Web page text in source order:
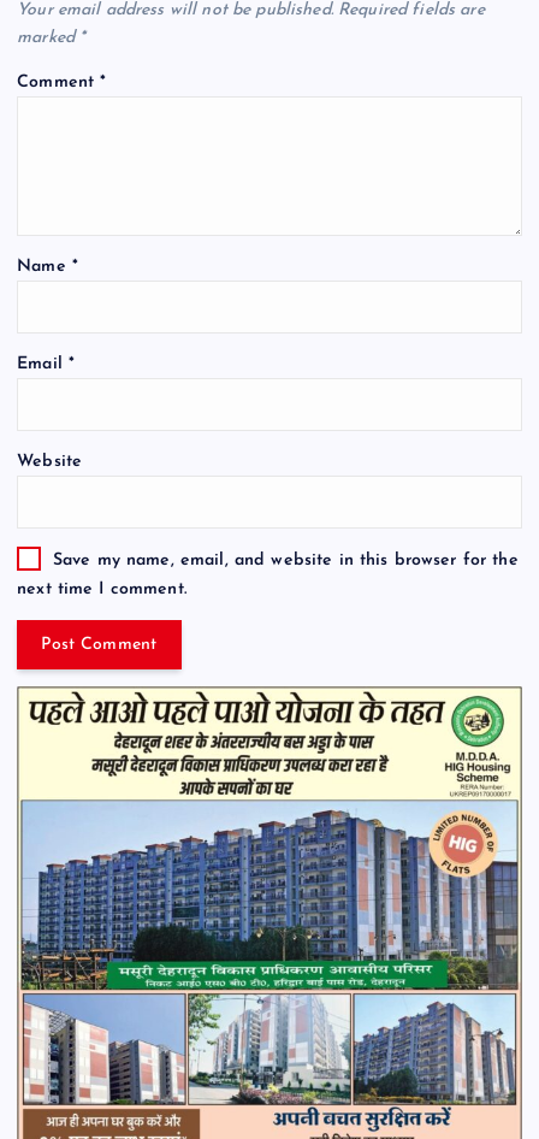
Your email address will not be published. Required fields are
marked *
Comment*
Name *
Email *
Website
Save my name, email, and website in this browser for the
next time I comment.